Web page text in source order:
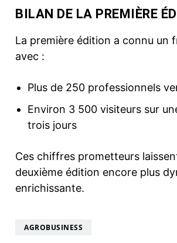
BILAN DE LA PREMIÈRE
La première édition a connu un
avec :
Plus de 250 professionnels
Environ 3 500 visiteurs sur
trois jours
Ces chiffres prometteurs
deuxième édition encore plus
enrichissante.
AGROBUSINESS